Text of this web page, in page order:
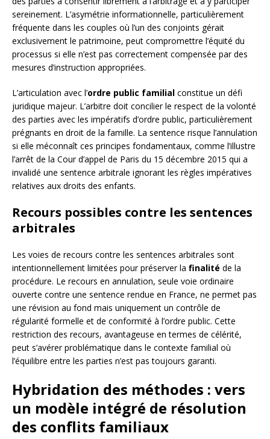
sereinement. L’asymétrie informationnelle, particulièrement
fréquente dans les couples où l’un des conjoints gérait
exclusivement le patrimoine, peut compromettre l’équité du
processus si elle n’est pas correctement compensée par des
mesures d’instruction appropriées.
L’articulation avec l’ordre public familial constitue un défi
juridique majeur. L’arbitre doit concilier le respect de la volonté
des parties avec les impératifs d’ordre public, particulièrement
prégnants en droit de la famille. La sentence risque l’annulation
si elle méconnaît ces principes fondamentaux, comme l’illustre
l’arrêt de la Cour d’appel de Paris du 15 décembre 2015 qui a
invalidé une sentence arbitrale ignorant les règles impératives
relatives aux droits des enfants.
Recours possibles contre les sentences
arbitrales
Les voies de recours contre les sentences arbitrales sont
intentionnellement limitées pour préserver la finalité de la
procédure. Le recours en annulation, seule voie ordinaire
ouverte contre une sentence rendue en France, ne permet pas
une révision au fond mais uniquement un contrôle de
régularité formelle et de conformité à l’ordre public. Cette
restriction des recours, avantageuse en termes de célérité,
peut s’avérer problématique dans le contexte familial où
l’équilibre entre les parties n’est pas toujours garanti.
Hybridation des méthodes : vers
un modèle intégré de résolution
des conflits familiaux